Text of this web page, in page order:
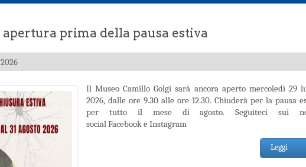
prima della pausa estiva
Il Museo Camillo Golgi sarà ancora aperto mercoledì 29
2026, dalle ore 9.30 alle ore 12.30. Chiuderà per la pausa
per tutto il mese di agosto. Seguiteci sui
social Facebook e Instagram
Leggi